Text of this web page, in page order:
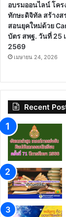
อบรมออนไลน์ โคร
ทักษะดิจิทัล สร้างส
สอนยุคใหม่ด้วย
บัตร สพฐ. วันที่ 25
2569
เมษายน 24, 2026
Recent